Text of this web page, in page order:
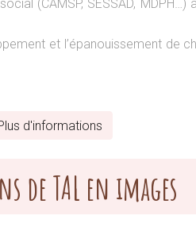
(CAMSP, SESSAD, MDPH…)
et l’épanouissement de
d'informations
de TAL en images